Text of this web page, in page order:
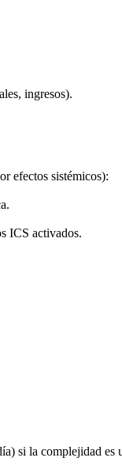
ingresos).
efectos sistémicos):
ICS activados.
si la complejidad es